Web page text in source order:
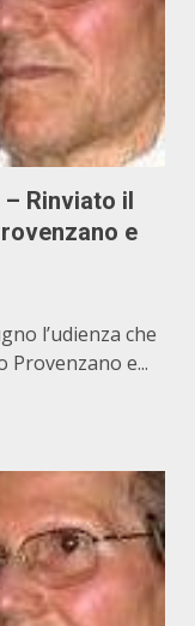
– Rinviato il
e
l’udienza che
e...